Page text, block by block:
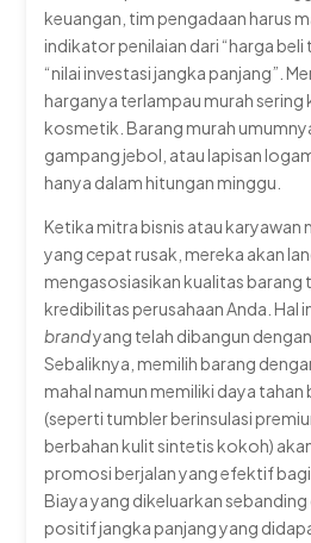
keuangan, tim pengadaan harus
indikator penilaian dari “harga beli
“nilai investasi jangka panjang”.
harganya terlampau murah sering
kosmetik. Barang murah
gampang jebol, atau lapisan
hanya dalam hitungan minggu.
Ketika mitra bisnis atau karyawan
yang cepat rusak, mereka akan
mengasosiasikan kualitas barang
kredibilitas perusahaan Anda. Hal
brandyang telah dibangun
Sebaliknya, memilih barang
mahal namun memiliki daya
(seperti tumbler berinsulasi
berbahan kulit sintetis kokoh)
promosi berjalan yang efektif bagi
Biaya yang dikeluarkan
positif jangka panjang yang